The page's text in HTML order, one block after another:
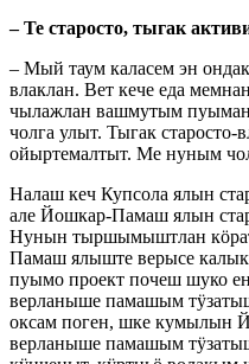
– Те старосто, тыгак
– Мый таум каласем эн
влаклан. Вет кече еда
чылажлан вашмутым
чолга улыт. Тыгак
ойыртемалтыт. Ме нуным
Налаш кеч Купсола ялын
але Йошкар-Памаш ялын
Нунын тыршымыштлан
Памаш ялыште верысе
пуымо проект почеш шуко
верланыше памашым
оксам поген, шке кумылын
верланыше памашым